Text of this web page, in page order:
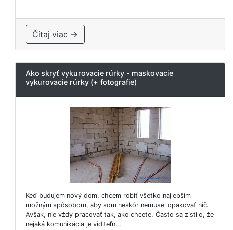
Čítaj viac →
Ako skryť vykurovacie rúrky - maskovacie
vykurovacie rúrky (+ fotografie)
Keď budujem nový dom, chcem robiť všetko najlepším
možným spôsobom, aby som neskôr nemusel opakovať nič.
Avšak, nie vždy pracovať tak, ako chcete. Často sa zistilo, že
nejaká komunikácia je viditeľn...